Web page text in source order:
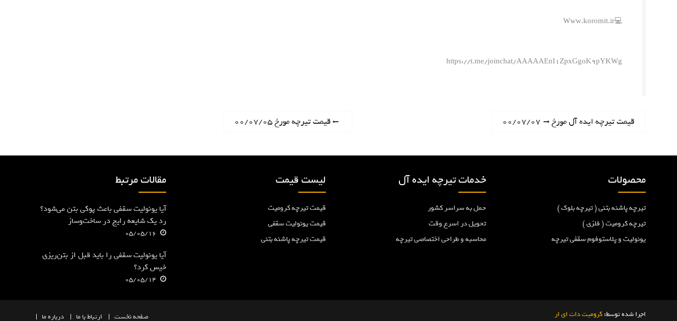
💻Www.koromit.ir
https://t.me/joinchat/AAAAAEnI1ZpxGgoK9pYKWg
ه
ب
ر
و
P
v
قیمت تیرچه مورخ ۰۰/۰۷/۰۵
N
t
o
s
t
:
قیمت تیرچه ایده آل مورخ ۰۰/۰۷/۰۷
مقالات مرتبط
آیا یونولیت سقفی باعث پوکی بتن می‌شود؟
رد یک شایعه رایج در ساخت‌وساز
05/05/16
آیا یونولیت سقفی را باید قبل از بتن‌ریزی
خیس کرد؟
05/05/14
لیست قیمت
قیمت تیرچه کرومیت
قیمت یونولیت سقفی
قیمت تیرچه پاشنه بتنی
خدمات تیرچه ایده آل
حمل به سراسر کشور
تحویل در اسرع وقت
محاسبه و طراحی اختصاصی تیرچه
محصولات
تیرچه پاشنه بتنی ( تیرچه بلوک )
تیرچه کرومیت ( فلزی )
یونولیت و پلاستوفوم سقفی تیرچه
صفحهنخست ارتباط با ما درباره ما اجرا شده توسط:کرومیت دات ای ار